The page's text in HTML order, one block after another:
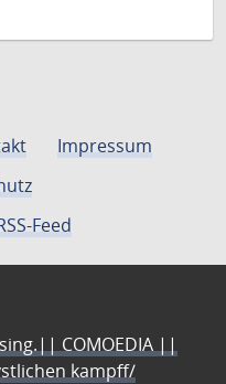
Impressum
Feed
COMOEDIA ||
kampff/